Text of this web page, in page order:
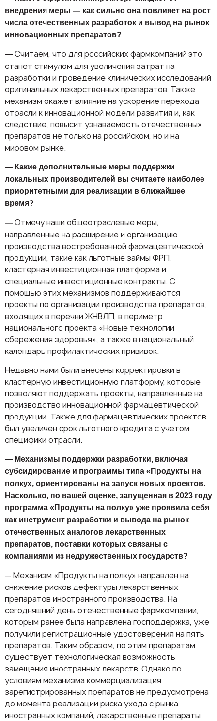
внедрения меры — как сильно она повлияет на рост
числа отечественных разработок и вывод на рынок
инновационных препаратов?
— Считаем, что для российских фармкомпаний это
станет стимулом для увеличения затрат на
разработки и проведение клинических исследований
оригинальных лекарственных препаратов. Также
механизм окажет влияние на ускорение перехода
отрасли к инновационной модели развития и, как
следствие, повысит узнаваемость отечественных
препаратов не только на российском, но и на
мировом рынке.
— Какие дополнительные меры поддержки
локальных производителей вы считаете наиболее
приоритетными для реализации в ближайшее
время?
— Отмечу наши общеотраслевые меры,
направленные на расширение и организацию
производства востребованной фармацевтической
продукции, такие как льготные займы ФРП,
кластерная инвестиционная платформа и
специальные инвестиционные контракты. С
помощью этих механизмов поддерживаются
проекты по организации производства препаратов,
входящих в перечни ЖНВЛП, в периметр
национального проекта «Новые технологии
сбережения здоровья», а также в национальный
календарь профилактических прививок.
Недавно нами были внесены корректировки в
кластерную инвестиционную платформу, которые
позволяют поддержать проекты, направленные на
производство инновационной фармацевтической
продукции. Также для фармацевтических проектов
был увеличен срок льготного кредита с учетом
специфики отрасли.
— Механизмы поддержки разработки, включая
субсидирование и программы типа «Продукты на
полку», ориентированы на запуск новых проектов.
Насколько, по вашей оценке, запущенная в 2023 году
программа «Продукты на полку» уже проявила себя
как инструмент разработки и вывода на рынок
отечественных аналогов лекарственных
препаратов, поставки которых связаны с
компаниями из недружественных государств?
— Механизм «Продукты на полку» направлен на
снижение рисков дефектуры лекарственных
препаратов иностранного производства. На
сегодняшний день отечественные фармкомпании,
которым ранее была направлена господдержка, уже
получили регистрационные удостоверения на пять
препаратов. Таким образом, по этим препаратам
существует технологическая возможность
замещения иностранных лекарств. Однако по
условиям механизма коммерциализация
зарегистрированных препаратов не предусмотрена
до момента реализации риска ухода с рынка
иностранных компаний, лекарственные препараты